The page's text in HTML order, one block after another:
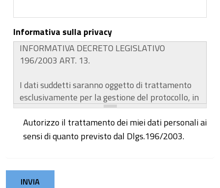
Informativa sulla privacy
Autorizzo il trattamento dei miei dati personali ai
sensi di quanto previsto dal Dlgs.196/2003.
sensi di quanto previsto dal Dlgs. 196/2003.
INVIA